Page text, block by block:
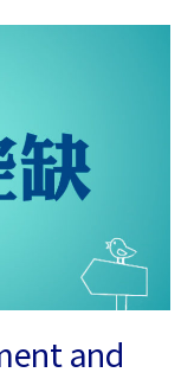
and